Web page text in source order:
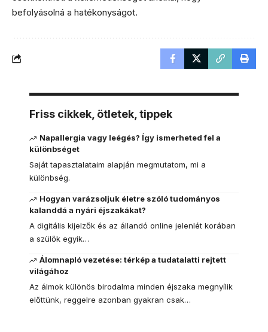
befolyásolná a hatékonyságot.
Friss cikkek, ötletek, tippek
Napallergia vagy leégés? Így ismerheted fel a
különbséget
Saját tapasztalataim alapján megmutatom, mi a
különbség.
Hogyan varázsoljuk életre szóló tudományos
kalanddá a nyári éjszakákat?
A digitális kijelzők és az állandó online jelenlét korában
a szülők egyik…
Álomnapló vezetése: térkép a tudatalatti rejtett
világához
Az álmok különös birodalma minden éjszaka megnyílik
előttünk, reggelre azonban gyakran csak…